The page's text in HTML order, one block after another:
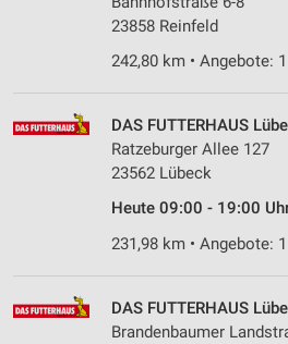
23858 Reinfeld
242,80 km • Angebote:
DAS FUTTERHAUS
Ratzeburger Allee 127
23562 Lübeck
Heute 09:00 - 19:00
231,98 km • Angebote:
DAS FUTTERHAUS
Brandenbaumer
auf einem Endgerät
Verwendung reduzierter Daten zur
Werbeanzeigen
Erstellung von Profilen für
Verwendung von Profilen zur
personalisierter Werbung
Erstellung von Profilen zur
von Inhalten